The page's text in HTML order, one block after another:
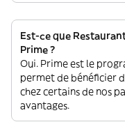
Est-ce que
Prime ?
Oui. Prime est le
permet de bénéficier
chez certains de nos
avantages.